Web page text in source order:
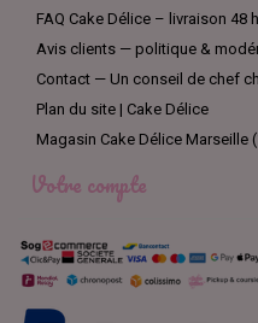
FAQ Cake Délice – livraison 48
Avis clients — politique &
Contact — Un conseil de chef
Plan du site | Cake Délice
Magasin Cake Délice Marseille
Votre compte